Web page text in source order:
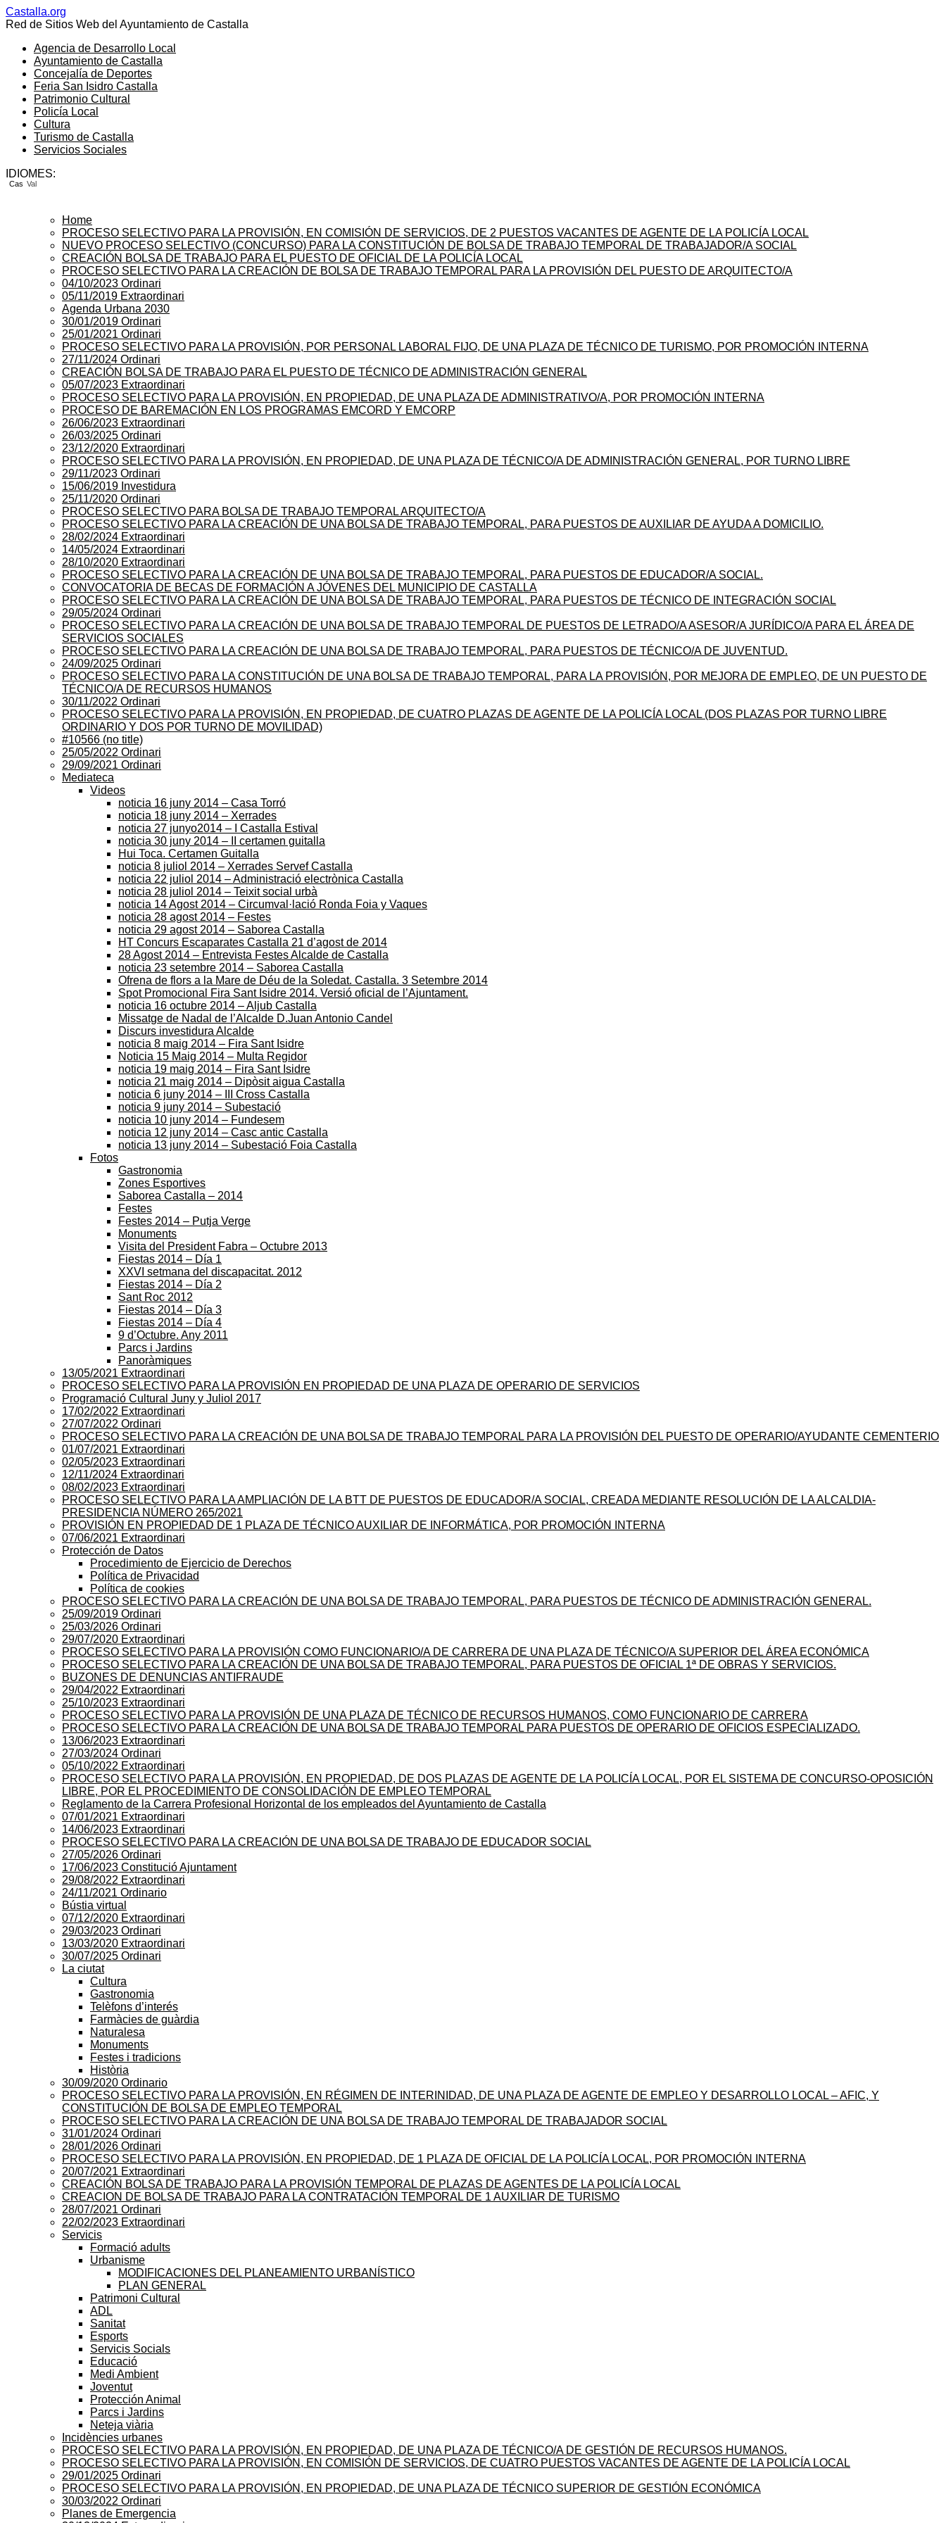
Castalla.org
Red de Sitios Web del Ayuntamiento de Castalla
Agencia de Desarrollo Local
Ayuntamiento de Castalla
Concejalía de Deportes
Feria San Isidro Castalla
Patrimonio Cultural
Policía Local
Cultura
Turismo de Castalla
Servicios Sociales
IDIOMES:
Cas Val
Home
PROCESO SELECTIVO PARA LA PROVISIÓN, EN COMISIÓN DE SERVICIOS, DE 2 PUESTOS VACANTES DE AGENTE DE LA POLICÍA LOCAL
NUEVO PROCESO SELECTIVO (CONCURSO) PARA LA CONSTITUCIÓN DE BOLSA DE TRABAJO TEMPORAL DE TRABAJADOR/A SOCIAL
CREACIÓN BOLSA DE TRABAJO PARA EL PUESTO DE OFICIAL DE LA POLICÍA LOCAL
PROCESO SELECTIVO PARA LA CREACIÓN DE BOLSA DE TRABAJO TEMPORAL PARA LA PROVISIÓN DEL PUESTO DE ARQUITECTO/A
04/10/2023 Ordinari
05/11/2019 Extraordinari
Agenda Urbana 2030
30/01/2019 Ordinari
25/01/2021 Ordinari
PROCESO SELECTIVO PARA LA PROVISIÓN, POR PERSONAL LABORAL FIJO, DE UNA PLAZA DE TÉCNICO DE TURISMO, POR PROMOCIÓN INTERNA
27/11/2024 Ordinari
CREACIÓN BOLSA DE TRABAJO PARA EL PUESTO DE TÉCNICO DE ADMINISTRACIÓN GENERAL
05/07/2023 Extraordinari
PROCESO SELECTIVO PARA LA PROVISIÓN, EN PROPIEDAD, DE UNA PLAZA DE ADMINISTRATIVO/A, POR PROMOCIÓN INTERNA
PROCESO DE BAREMACIÓN EN LOS PROGRAMAS EMCORD Y EMCORP
26/06/2023 Extraordinari
26/03/2025 Ordinari
23/12/2020 Extraordinari
PROCESO SELECTIVO PARA LA PROVISIÓN, EN PROPIEDAD, DE UNA PLAZA DE TÉCNICO/A DE ADMINISTRACIÓN GENERAL, POR TURNO LIBRE
29/11/2023 Ordinari
15/06/2019 Investidura
25/11/2020 Ordinari
PROCESO SELECTIVO PARA BOLSA DE TRABAJO TEMPORAL ARQUITECTO/A
PROCESO SELECTIVO PARA LA CREACIÓN DE UNA BOLSA DE TRABAJO TEMPORAL, PARA PUESTOS DE AUXILIAR DE AYUDA A DOMICILIO.
28/02/2024 Extraordinari
14/05/2024 Extraordinari
28/10/2020 Extraordinari
PROCESO SELECTIVO PARA LA CREACIÓN DE UNA BOLSA DE TRABAJO TEMPORAL, PARA PUESTOS DE EDUCADOR/A SOCIAL.
CONVOCATORIA DE BECAS DE FORMACIÓN A JÓVENES DEL MUNICIPIO DE CASTALLA
PROCESO SELECTIVO PARA LA CREACIÓN DE UNA BOLSA DE TRABAJO TEMPORAL, PARA PUESTOS DE TÉCNICO DE INTEGRACIÓN SOCIAL
29/05/2024 Ordinari
PROCESO SELECTIVO PARA LA CREACIÓN DE UNA BOLSA DE TRABAJO TEMPORAL DE PUESTOS DE LETRADO/A ASESOR/A JURÍDICO/A PARA EL ÁREA DE
SERVICIOS SOCIALES
PROCESO SELECTIVO PARA LA CREACIÓN DE UNA BOLSA DE TRABAJO TEMPORAL, PARA PUESTOS DE TÉCNICO/A DE JUVENTUD.
24/09/2025 Ordinari
PROCESO SELECTIVO PARA LA CONSTITUCIÓN DE UNA BOLSA DE TRABAJO TEMPORAL, PARA LA PROVISIÓN, POR MEJORA DE EMPLEO, DE UN PUESTO DE
TÉCNICO/A DE RECURSOS HUMANOS
30/11/2022 Ordinari
PROCESO SELECTIVO PARA LA PROVISIÓN, EN PROPIEDAD, DE CUATRO PLAZAS DE AGENTE DE LA POLICÍA LOCAL (DOS PLAZAS POR TURNO LIBRE
ORDINARIO Y DOS POR TURNO DE MOVILIDAD)
#10566 (no title)
25/05/2022 Ordinari
29/09/2021 Ordinari
Mediateca
Videos
noticia 16 juny 2014 – Casa Torró
noticia 18 juny 2014 – Xerrades
noticia 27 junyo2014 – I Castalla Estival
noticia 30 juny 2014 – II certamen guitalla
Hui Toca. Certamen Guitalla
noticia 8 juliol 2014 – Xerrades Servef Castalla
noticia 22 juliol 2014 – Administració electrònica Castalla
noticia 28 juliol 2014 – Teixit social urbà
noticia 14 Agost 2014 – Circumval·lació Ronda Foia y Vaques
noticia 28 agost 2014 – Festes
noticia 29 agost 2014 – Saborea Castalla
HT Concurs Escaparates Castalla 21 d’agost de 2014
28 Agost 2014 – Entrevista Festes Alcalde de Castalla
noticia 23 setembre 2014 – Saborea Castalla
Ofrena de flors a la Mare de Déu de la Soledat. Castalla. 3 Setembre 2014
Spot Promocional Fira Sant Isidre 2014. Versió oficial de l’Ajuntament.
noticia 16 octubre 2014 – Aljub Castalla
Missatge de Nadal de l’Alcalde D.Juan Antonio Candel
Discurs investidura Alcalde
noticia 8 maig 2014 – Fira Sant Isidre
Noticia 15 Maig 2014 – Multa Regidor
noticia 19 maig 2014 – Fira Sant Isidre
noticia 21 maig 2014 – Dipòsit aigua Castalla
noticia 6 juny 2014 – III Cross Castalla
noticia 9 juny 2014 – Subestació
noticia 10 juny 2014 – Fundesem
noticia 12 juny 2014 – Casc antic Castalla
noticia 13 juny 2014 – Subestació Foia Castalla
Fotos
Gastronomia
Zones Esportives
Saborea Castalla – 2014
Festes
Festes 2014 – Putja Verge
Monuments
Visita del President Fabra – Octubre 2013
Fiestas 2014 – Día 1
XXVI setmana del discapacitat. 2012
Fiestas 2014 – Día 2
Sant Roc 2012
Fiestas 2014 – Día 3
Fiestas 2014 – Día 4
9 d’Octubre. Any 2011
Parcs i Jardins
Panoràmiques
13/05/2021 Extraordinari
PROCESO SELECTIVO PARA LA PROVISIÓN EN PROPIEDAD DE UNA PLAZA DE OPERARIO DE SERVICIOS
Programació Cultural Juny y Juliol 2017
17/02/2022 Extraordinari
27/07/2022 Ordinari
PROCESO SELECTIVO PARA LA CREACIÓN DE UNA BOLSA DE TRABAJO TEMPORAL PARA LA PROVISIÓN DEL PUESTO DE OPERARIO/AYUDANTE CEMENTERIO
01/07/2021 Extraordinari
02/05/2023 Extraordinari
12/11/2024 Extraordinari
08/02/2023 Extraordinari
PROCESO SELECTIVO PARA LA AMPLIACIÓN DE LA BTT DE PUESTOS DE EDUCADOR/A SOCIAL, CREADA MEDIANTE RESOLUCIÓN DE LA ALCALDIA-
PRESIDENCIA NÚMERO 265/2021
PROVISIÓN EN PROPIEDAD DE 1 PLAZA DE TÉCNICO AUXILIAR DE INFORMÁTICA, POR PROMOCIÓN INTERNA
07/06/2021 Extraordinari
Protección de Datos
Procedimiento de Ejercicio de Derechos
Política de Privacidad
Política de cookies
PROCESO SELECTIVO PARA LA CREACIÓN DE UNA BOLSA DE TRABAJO TEMPORAL, PARA PUESTOS DE TÉCNICO DE ADMINISTRACIÓN GENERAL.
25/09/2019 Ordinari
25/03/2026 Ordinari
29/07/2020 Extraordinari
PROCESO SELECTIVO PARA LA PROVISIÓN COMO FUNCIONARIO/A DE CARRERA DE UNA PLAZA DE TÉCNICO/A SUPERIOR DEL ÁREA ECONÓMICA
PROCESO SELECTIVO PARA LA CREACIÓN DE UNA BOLSA DE TRABAJO TEMPORAL, PARA PUESTOS DE OFICIAL 1ª DE OBRAS Y SERVICIOS.
BUZONES DE DENUNCIAS ANTIFRAUDE
29/04/2022 Extraordinari
25/10/2023 Extraordinari
PROCESO SELECTIVO PARA LA PROVISIÓN DE UNA PLAZA DE TÉCNICO DE RECURSOS HUMANOS, COMO FUNCIONARIO DE CARRERA
PROCESO SELECTIVO PARA LA CREACIÓN DE UNA BOLSA DE TRABAJO TEMPORAL PARA PUESTOS DE OPERARIO DE OFICIOS ESPECIALIZADO.
13/06/2023 Extraordinari
27/03/2024 Ordinari
05/10/2022 Extraordinari
PROCESO SELECTIVO PARA LA PROVISIÓN, EN PROPIEDAD, DE DOS PLAZAS DE AGENTE DE LA POLICÍA LOCAL, POR EL SISTEMA DE CONCURSO-OPOSICIÓN
LIBRE, POR EL PROCEDIMIENTO DE CONSOLIDACIÓN DE EMPLEO TEMPORAL
Reglamento de la Carrera Profesional Horizontal de los empleados del Ayuntamiento de Castalla
07/01/2021 Extraordinari
14/06/2023 Extraordinari
PROCESO SELECTIVO PARA LA CREACIÓN DE UNA BOLSA DE TRABAJO DE EDUCADOR SOCIAL
27/05/2026 Ordinari
17/06/2023 Constitució Ajuntament
29/08/2022 Extraordinari
24/11/2021 Ordinario
Bústia virtual
07/12/2020 Extraordinari
29/03/2023 Ordinari
13/03/2020 Extraordinari
30/07/2025 Ordinari
La ciutat
Cultura
Gastronomia
Telèfons d’interés
Farmàcies de guàrdia
Naturalesa
Monuments
Festes i tradicions
Història
30/09/2020 Ordinario
PROCESO SELECTIVO PARA LA PROVISIÓN, EN RÉGIMEN DE INTERINIDAD, DE UNA PLAZA DE AGENTE DE EMPLEO Y DESARROLLO LOCAL – AFIC, Y
CONSTITUCIÓN DE BOLSA DE EMPLEO TEMPORAL
PROCESO SELECTIVO PARA LA CREACIÓN DE UNA BOLSA DE TRABAJO TEMPORAL DE TRABAJADOR SOCIAL
31/01/2024 Ordinari
28/01/2026 Ordinari
PROCESO SELECTIVO PARA LA PROVISIÓN, EN PROPIEDAD, DE 1 PLAZA DE OFICIAL DE LA POLICÍA LOCAL, POR PROMOCIÓN INTERNA
20/07/2021 Extraordinari
CREACIÓN BOLSA DE TRABAJO PARA LA PROVISIÓN TEMPORAL DE PLAZAS DE AGENTES DE LA POLICÍA LOCAL
CREACION DE BOLSA DE TRABAJO PARA LA CONTRATACIÓN TEMPORAL DE 1 AUXILIAR DE TURISMO
28/07/2021 Ordinari
22/02/2023 Extraordinari
Servicis
Formació adults
Urbanisme
MODIFICACIONES DEL PLANEAMIENTO URBANÍSTICO
PLAN GENERAL
Patrimoni Cultural
ADL
Sanitat
Esports
Servicis Socials
Educació
Medi Ambient
Joventut
Protección Animal
Parcs i Jardins
Neteja viària
Incidències urbanes
PROCESO SELECTIVO PARA LA PROVISIÓN, EN PROPIEDAD, DE UNA PLAZA DE TÉCNICO/A DE GESTIÓN DE RECURSOS HUMANOS.
PROCESO SELECTIVO PARA LA PROVISIÓN, EN COMISIÓN DE SERVICIOS, DE CUATRO PUESTOS VACANTES DE AGENTE DE LA POLICÍA LOCAL
29/01/2025 Ordinari
PROCESO SELECTIVO PARA LA PROVISIÓN, EN PROPIEDAD, DE UNA PLAZA DE TÉCNICO SUPERIOR DE GESTIÓN ECONÓMICA
30/03/2022 Ordinari
Planes de Emergencia